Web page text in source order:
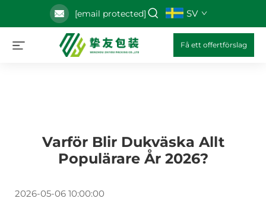
[email protected] SV
Få ett offertförslag
Varför Blir Dukväska Allt
Populärare År 2026?
2026-05-06 10:00:00